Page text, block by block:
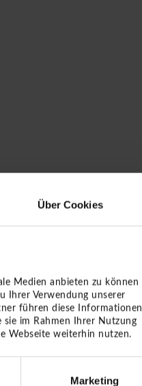
Über Cookies
Medien anbieten zu können
Ihrer Verwendung unserer
führen diese Informationen
sie im Rahmen Ihrer Nutzung
Webseite weiterhin nutzen.
Marketing